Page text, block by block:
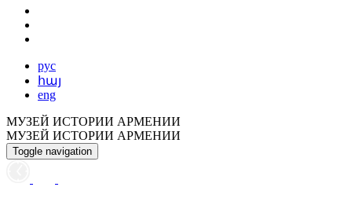
рус
հայ
eng
МУЗЕЙ ИСТОРИИ АРМЕНИИ
МУЗЕЙ ИСТОРИИ АРМЕНИИ
Toggle navigation